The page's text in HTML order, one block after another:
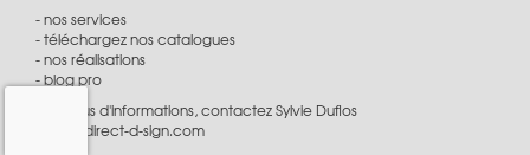
nos services
téléchargez nos catalogues
nos réalisations
blog pro
Pour plus d'informations, contactez Sylvie Duflos
pro@direct-d-sign.com